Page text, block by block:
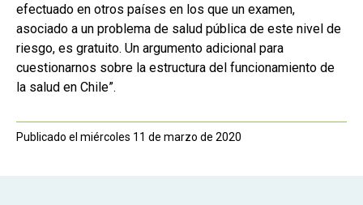
efectuado en otros países en los que un examen,
asociado a un problema de salud pública de este nivel de
riesgo, es gratuito. Un argumento adicional para
cuestionarnos sobre la estructura del funcionamiento de
la salud en Chile”.
Publicado el miércoles 11 de marzo de 2020